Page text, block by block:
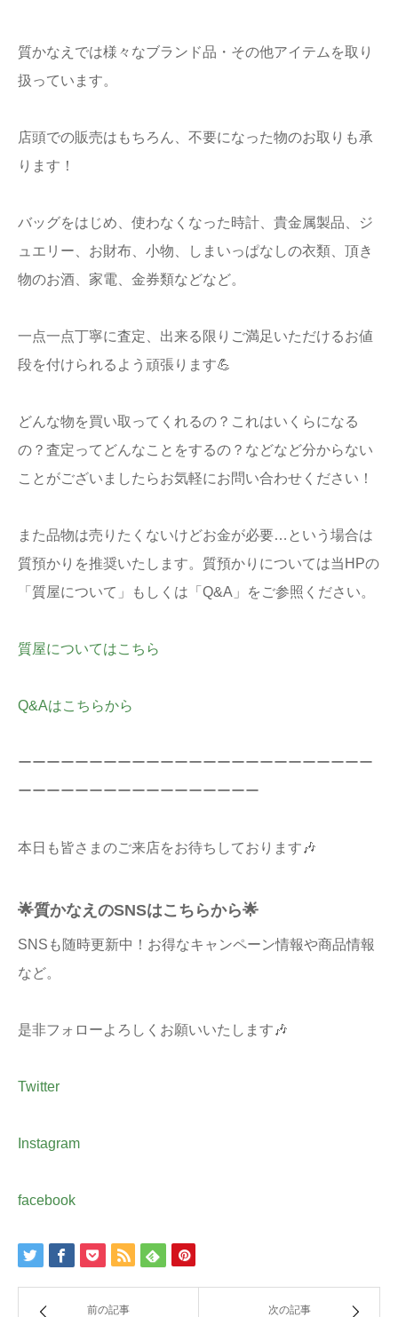
質かなえでは様々なブランド品・その他アイテムを取り
扱っています。
店頭での販売はもちろん、不要になった物のお取りも承
ります！
バッグをはじめ、使わなくなった時計、貴金属製品、ジ
ュエリー、お財布、小物、しまいっぱなしの衣類、頂き
物のお酒、家電、金券類などなど。
一点一点丁寧に査定、出来る限りご満足いただけるお値
段を付けられるよう頑張ります💪
どんな物を買い取ってくれるの？これはいくらになる
の？査定ってどんなことをするの？などなど分からない
ことがございましたらお気軽にお問い合わせください！
また品物は売りたくないけどお金が必要…という場合は
質預かりを推奨いたします。質預かりについては当HPの
「質屋について」もしくは「Q&A」をご参照ください。
質屋についてはこちら
Q&Aはこちらから
ーーーーーーーーーーーーーーーーーーーーーーーーー
ーーーーーーーーーーーーーーーーー
本日も皆さまのご来店をお待ちしております🎶
🌟質かなえのSNSはこちらから🌟
SNSも随時更新中！お得なキャンペーン情報や商品情報
など。
是非フォローよろしくお願いいたします🎶
Twitter
Instagram
facebook
前の記事 次の記事